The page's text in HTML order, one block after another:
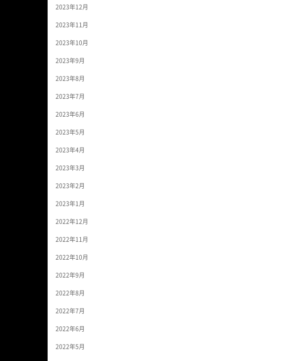
2023年12月
2023年11月
2023年10月
2023年9月
2023年8月
2023年7月
2023年6月
2023年5月
2023年4月
2023年3月
2023年2月
2023年1月
2022年12月
2022年11月
2022年10月
2022年9月
2022年8月
2022年7月
2022年6月
2022年5月